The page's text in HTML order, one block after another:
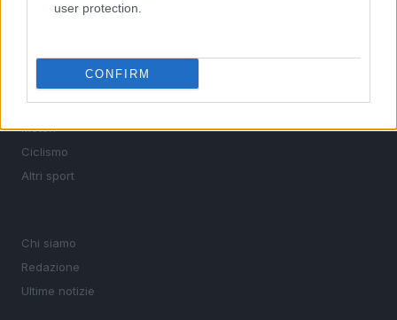
user protection.
CONFIRM
Calcio
Basket
Motori
Ciclismo
Altri sport
Chi siamo
Redazione
Ultime notizie